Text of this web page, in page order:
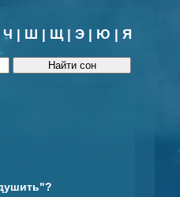
Ч | Ш | Щ| Э | Ю | Я